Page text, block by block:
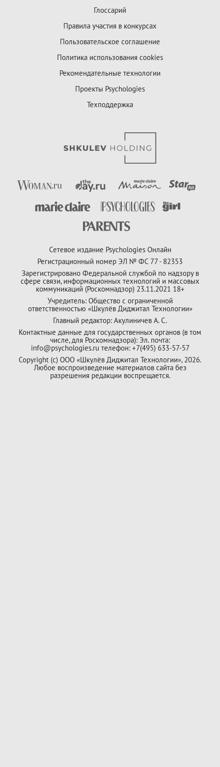
Глоссарий
Правила участия в конкурсах
Пользовательское соглашение
Политика использования cookies
Рекомендательные технологии
Проекты Psychologies
Техподдержка
Сетевое издание Psychologies Онлайн
Регистрационный номер ЭЛ № ФС 77 - 82353
Зарегистрировано Федеральной службой по надзору в
сфере связи, информационных технологий и массовых
коммуникаций (Роскомнадзор) 23.11.2021 18+
Учредитель: Общество с ограниченной
ответственностью «Шкулёв Диджитал Технологии»
Главный редактор: Акулиничев А. С.
Контактные данные для государственных органов (в том
числе, для Роскомнадзора): Эл. почта:
info@psychologies.ru телефон: +7(495) 633-57-57
Copyright (с) ООО «Шкулёв Диджитал Технологии», 2026.
Любое воспроизведение материалов сайта без
разрешения редакции воспрещается.